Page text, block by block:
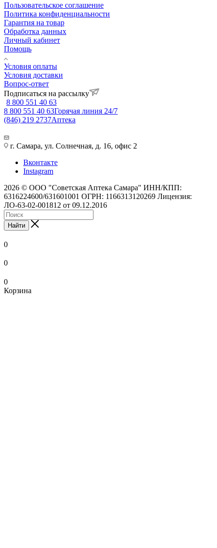
Пользовательское соглашение
Политика конфиденциальности
Гарантия на товар
Обработка данных
Личный кабинет
Помощь
Условия оплаты
Условия доставки
Вопрос-ответ
Подписаться на рассылку
8 800 551 40 63
8 800 551 40 63Горячая линия 24/7
(846) 219 2737Аптека
г. Самара, ул. Солнечная, д. 16, офис 2
Вконтакте
Instagram
2026 © ООО "Советская Аптека Самара" ИНН/КПП:
6316224600/631601001 ОГРН: 1166313120269 Лицензия:
ЛО-63-02-001812 от 09.12.2016
Найти
0
0
0
Корзина